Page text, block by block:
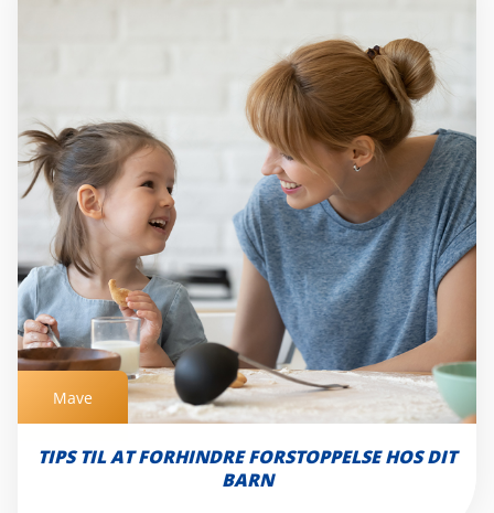
Mave
TIPS TIL AT FORHINDRE FORSTOPPELSE HOS DIT
BARN